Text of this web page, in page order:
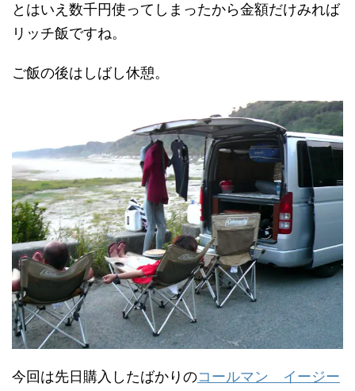
とはいえ数千円使ってしまったから金額だけみれば
リッチ飯ですね。
ご飯の後はしばし休憩。
今回は先日購入したばかりのコールマン イージー